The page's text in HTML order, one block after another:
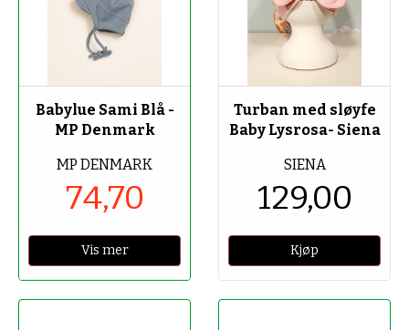
Babylue Sami Blå -
MP Denmark
MP DENMARK
74,70
Vis mer
Turban med sløyfe
Baby Lysrosa- Siena
SIENA
129,00